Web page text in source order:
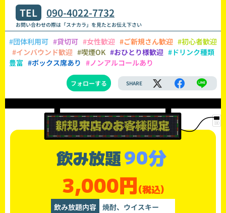
TEL 090-4022-7732
お問い合わせの際は「スナカラ」を見たとお伝え下さい
#団体利用可 #貸切可 #女性歓迎 #ご新規さん歓迎 #初心者歓迎
#インバウンド歓迎 #喫煙OK #おひとり様歓迎 #ドリンク種類
豊富 #ボックス席あり #ノンアルコールあり
フォローする SHARE
飲み放題90分
3,000円(税込)
飲み放題内容 焼酎、ウイスキー